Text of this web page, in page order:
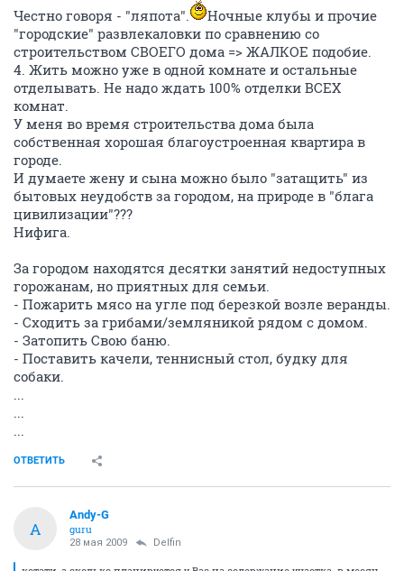
Честно говоря - "ляпота".
Ночные клубы и прочие
"городские" развлекаловки по сравнению со
строительством СВОЕГО дома => ЖАЛКОЕ подобие.
4. Жить можно уже в одной комнате и остальные
отделывать. Не надо ждать 100% отделки ВСЕХ
комнат.
У меня во время строительства дома была
собственная хорошая благоустроенная квартира в
городе.
И думаете жену и сына можно было "затащить" из
бытовых неудобств за городом, на природе в "блага
цивилизации"???
Нифига.
За городом находятся десятки занятий недоступных
горожанам, но приятных для семьи.
- Пожарить мясо на угле под березкой возле веранды.
- Сходить за грибами/земляникой рядом с домом.
- Затопить Свою баню.
- Поставить качели, теннисный стол, будку для
собаки.
...
...
...
ОТВЕТИТЬ
A
Andy-G
guru
28 мая 2009 Delfin